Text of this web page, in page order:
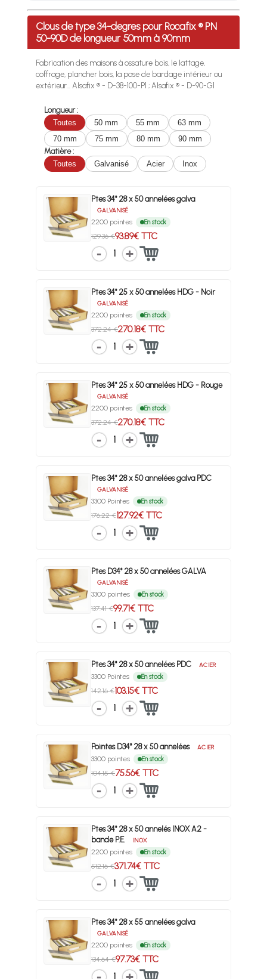
Profitez des Frais de port offerts en France
Clous de type 34-degres pour Rocafix ® PN
50-90D de longueur 50mm à 90mm
Fabrication des maisons à ossature bois, le lattage,
coffrage, plancher bois, la pose de bardage intérieur ou
extérieur... Alsafix ® - D-38-100-P1 ; Alsafix ® - D-90-G1
Longueur :
Toutes
50 mm 55 mm
63 mm
70 mm
75 mm 80 mm
90 mm
Matière :
Toutes
Galvanisé Acier Inox
Ptes 34° 28 x 50 annelées galva
GALVANISÉ
2200 pointes En stock
129.36 €93.89€ TTC
1
Ptes 34° 25 x 50 annelées HDG - Noir
GALVANISÉ
2200 pointes En stock
372.24 €270.18€ TTC
1
Ptes 34° 25 x 50 annelées HDG - Rouge
GALVANISÉ
2200 pointes En stock
372.24 €270.18€ TTC
1
Ptes 34° 28 x 50 annelées galva PDC
GALVANISÉ
3300 Pointes En stock
176.22 €127.92€ TTC
1
Ptes D34° 28 x 50 annelées GALVA
GALVANISÉ
3300 pointes En stock
137.41 €99.71€ TTC
1
Ptes 34° 28 x 50 annelées PDC ACIER
3300 Pointes En stock
142.16 €103.15€ TTC
1
Pointes D34° 28 x 50 annelées ACIER
3300 pointes En stock
104.15 €75.56€ TTC
1
Ptes 34° 28 x 50 annelés INOX A2 -
bande P.E.
INOX
2200 pointes En stock
512.16 €371.74€ TTC
1
Ptes 34° 28 x 55 annelées galva
GALVANISÉ
2200 pointes En stock
134.64 €97.73€ TTC